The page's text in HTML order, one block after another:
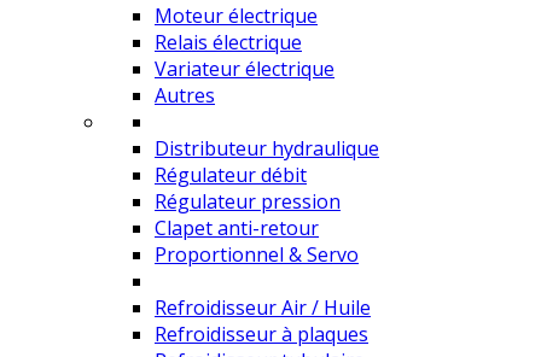
Moteur électrique
Relais électrique
Variateur électrique
Autres
Distributeur hydraulique
Régulateur débit
Régulateur pression
Clapet anti-retour
Proportionnel & Servo
Refroidisseur Air / Huile
Refroidisseur à plaques